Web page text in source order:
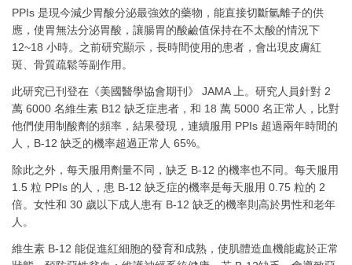
PPIs 是現今減少胃酸分泌最強效的藥物，能直接切斷氫離子的供
應，使胃無法分泌胃酸，讓腸胃的酸鹼值保持在不太酸的情況下
12~18 小時。之前研究顯示，長時間使用的患者，會出現皮膚紅
斑、骨質疏鬆等副作用。
此研究已刊登在《美國醫學協會期刊》 JAMA 上。研究人員針對 2
萬 6000 名維生素 B12 缺乏症患者，和 18 萬 5000 名正常人，比對
他們使用制酸劑的頻率，結果發現，連續服用 PPIs 超過兩年時間的
人，B-12 缺乏的機率超過正常人 65%。
除此之外，每天服用劑量不同，缺乏 B-12 的機率也不同。每天服用
1.5 粒 PPIs 的人，患 B-12 缺乏症的機率是每天服用 0.75 粒的 2
倍。女性和 30 歲以下成人患有 B-12 缺乏的機率則高於男性和老年
人。
維生素 B-12 能促進紅細胞的發育和成熟，使肌體造血機能處於正常